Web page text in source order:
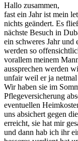
Hallo zusammen,
fast ein Jahr ist mein
nichts geändert. Es
nächste Besuch in
ein schweres Jahr und
werden so
vorallem meinem
aussprechen werden
unfair weil er ja
Wir haben sie im
Pflegeversicherung
eventuellen
uns absichert gegen
erreicht, sie hat mir
und dann hab ich ihr